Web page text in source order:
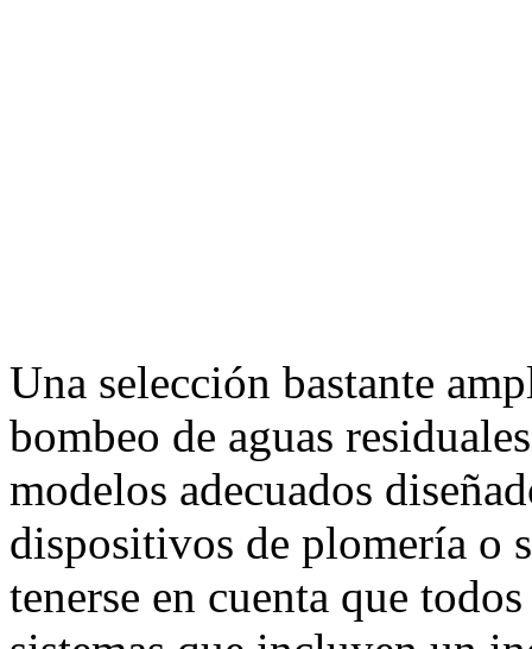
Una selección bastante
bombeo de aguas
modelos adecuados
dispositivos de plomería o
tenerse en cuenta que